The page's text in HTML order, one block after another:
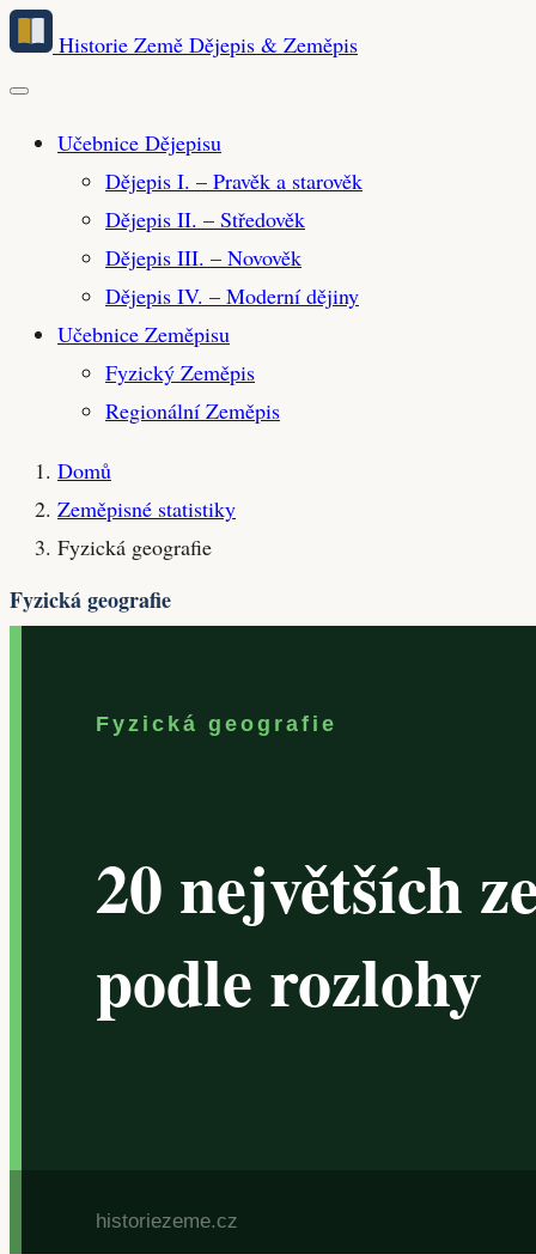
Přeskočit
hlavní
obsah
Historie Země Dějepis & Zeměpis
Učebnice Dějepisu
Dějepis I. – Pravěk a starověk
Dějepis II. – Středověk
Dějepis III. – Novověk
Dějepis IV. – Moderní dějiny
Učebnice Zeměpisu
Fyzický Zeměpis
Regionální Zeměpis
Domů
Zeměpisné statistiky
Fyzická geografie
Fyzická geografie